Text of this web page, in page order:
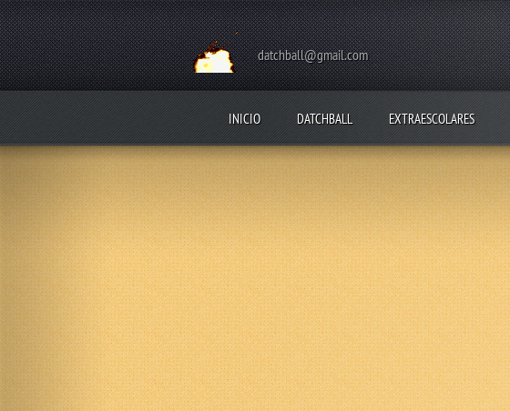
datchball@gmail.com
INICIO DATCHBALL EXTRAESCOLARES